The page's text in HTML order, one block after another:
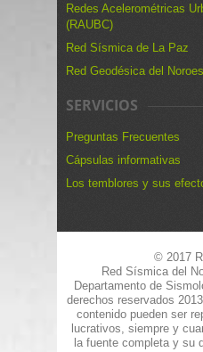
Redes Acelerométricas
(RAUBC)
Red Sísmica de La Paz
Red Geodésica del
SERVICIOS
Preguntas Frecuentes
Cápsulas informativas
Los temblores y sus
© 2017
Red Sísmica del
Departamento de
derechos reservados
contenido pueden ser
lucrativos, siempre y
la fuente completa y su